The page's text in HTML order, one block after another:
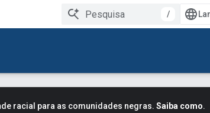
/
racial para as comunidades negras. Saiba como.